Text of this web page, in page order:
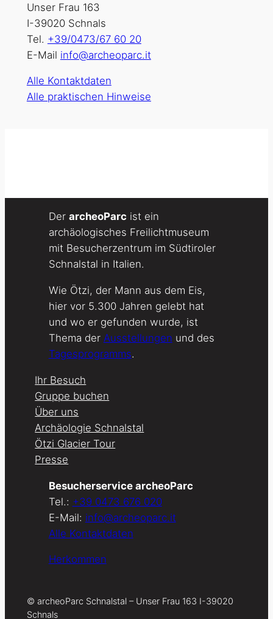
Unser Frau 163
I-39020 Schnals
Tel. +39/0473/67 60 20
E-Mail info@archeoparc.it
Alle Kontaktdaten
Alle praktischen Hinweise
Der archeoParc ist ein
archäologisches Freilichtmuseum
mit Besucherzentrum im Südtiroler
Schnalstal in Italien.
Wie Ötzi, der Mann aus dem Eis,
hier vor 5.300 Jahren gelebt hat
und wo er gefunden wurde, ist
Thema der Ausstellungen und des
Tagesprogramms.
Ihr Besuch
Gruppe buchen
Über uns
Archäologie Schnalstal
Ötzi Glacier Tour
Presse
Besucherservice archeoParc
Tel.: +39 0473 676 020
E-Mail: info@archeoparc.it
Alle Kontaktdaten
Herkommen
© archeoParc Schnalstal – Unser Frau 163 I-39020
Schnals